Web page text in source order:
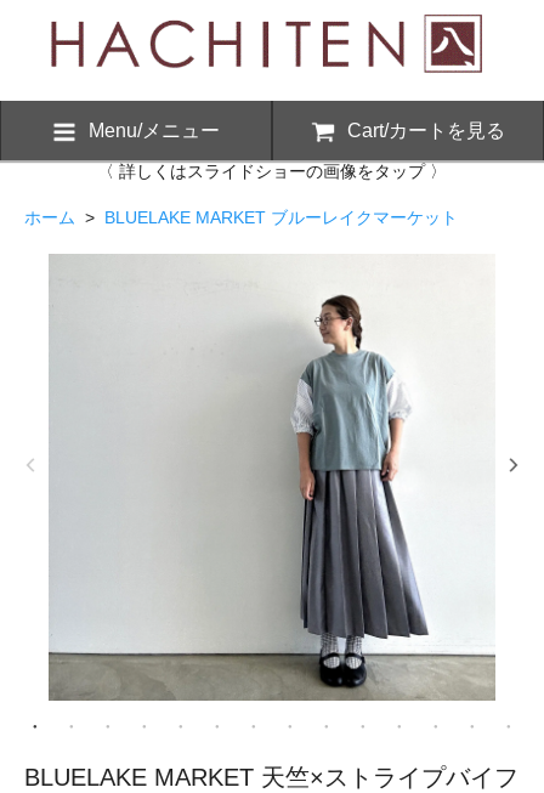
Menu/メニュー Cart/カートを見る
〈 詳しくはスライドショーの画像をタップ 〉
ホーム > BLUELAKE MARKET ブルーレイクマーケット
BLUELAKE MARKET 天竺×ストライプバイフ